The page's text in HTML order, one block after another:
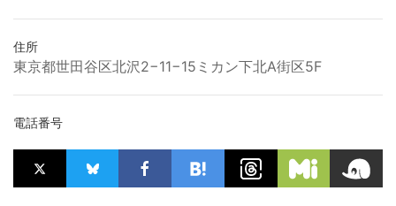
住所
東京都世田谷区北沢2−11−15ミカン下北A街区5F
電話番号